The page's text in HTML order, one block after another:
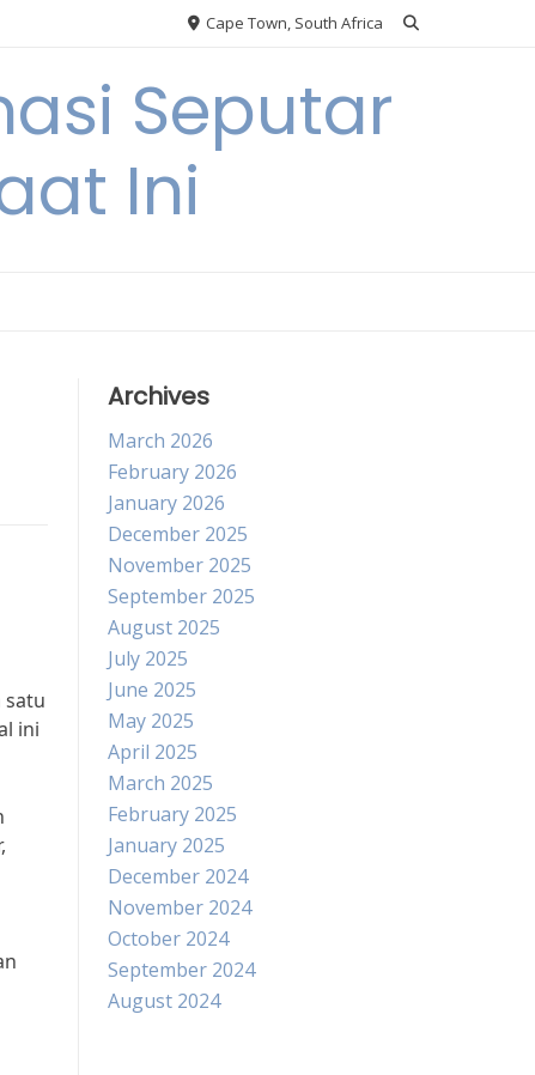
Cape Town, South Africa
Seputar
Ini
satu
ini
Archives
March 2026
February 2026
January 2026
December 2025
November 2025
September 2025
August 2025
July 2025
June 2025
May 2025
April 2025
March 2025
February 2025
January 2025
December 2024
November 2024
October 2024
September 2024
August 2024